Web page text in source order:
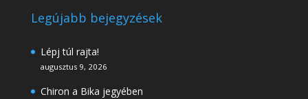
Legújabb bejegyzések
Lépj túl rajta!
augusztus 9, 2026
Chiron a Bika jegyében